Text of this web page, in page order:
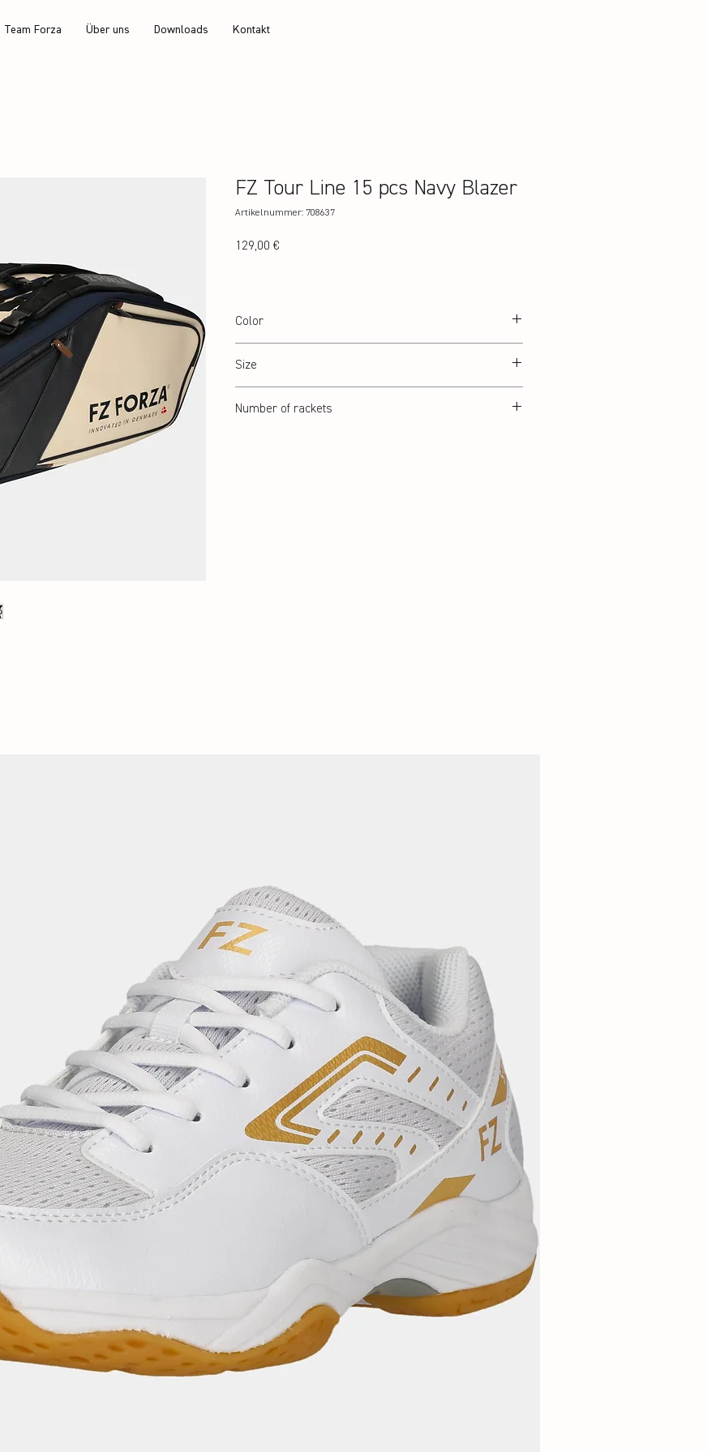
Team Forza Über uns Downloads Kontakt
FZ Tour Line 15 pcs Navy Blazer
Artikelnummer: 708637
129,00 €
Color
Size
Number of rackets